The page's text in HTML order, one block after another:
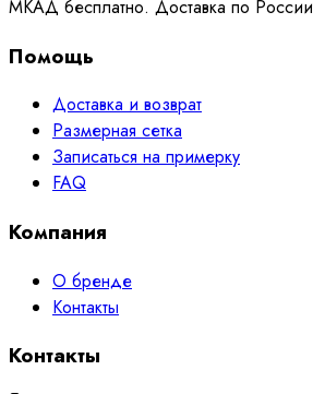
МКАД бесплатно. Доставка по России
Помощь
Доставка и возврат
Размерная сетка
Записаться на примерку
FAQ
Компания
О бренде
Контакты
Контакты